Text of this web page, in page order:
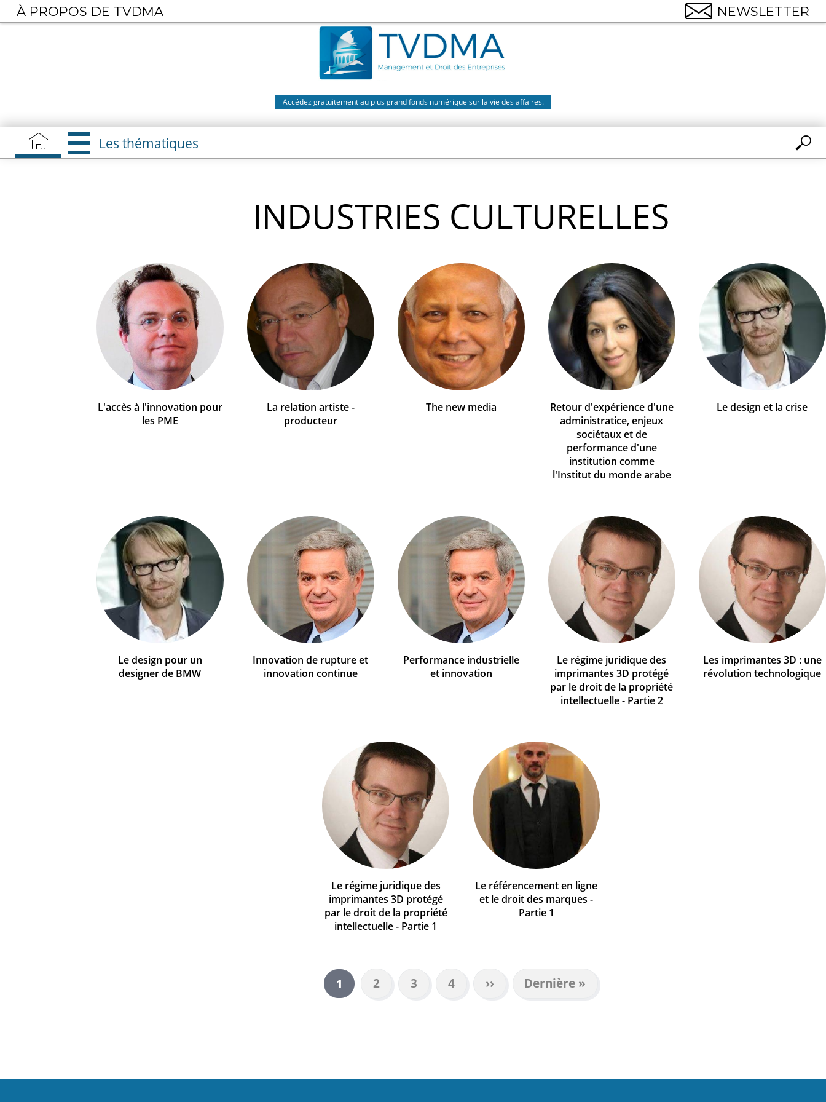
Aller
au
Accédez gratuitement au plus grand fonds numérique sur la vie des affaires.
Les thématiques
INDUSTRIES CULTURELLES
L'accès à l'innovation pour
les PME
La relation artiste -
producteur
The new media
Retour d'expérience d'une
administratice, enjeux
sociétaux et de
performance d'une
institution comme
l'Institut du monde arabe
Le design et la crise
Le design pour un
designer de BMW
Innovation de rupture et
innovation continue
Performance industrielle
et innovation
Le régime juridique des
imprimantes 3D protégé
par le droit de la propriété
intellectuelle - Partie 2
Les imprimantes 3D : une
révolution technologique
Le régime juridique des
imprimantes 3D protégé
par le droit de la propriété
intellectuelle - Partie 1
Le référencement en ligne
et le droit des marques -
Partie 1
Page
courante
1 Page
2 Page
3 Page
4
Page
suivante
››
Dernière
page
Dernière »
À PROPOS DE TVDMA NEWSLETTER